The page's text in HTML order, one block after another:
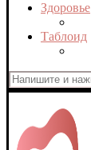
Здоровье
Таблоид